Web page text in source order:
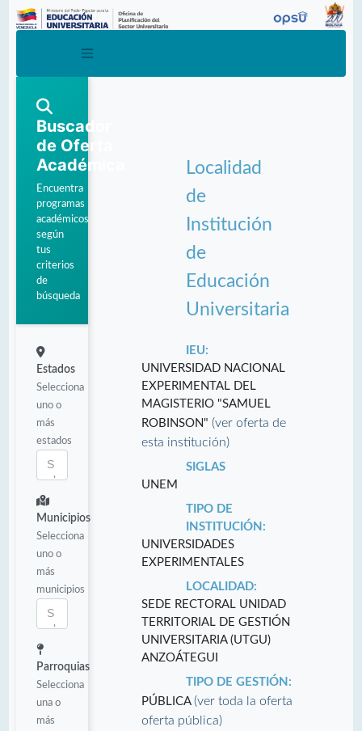
Buscador
de Oferta
Académica
Encuentra
programas
académicos
según
tus
criterios
de
búsqueda
Estados
Selecciona
uno o
más
estados
Municipios
Selecciona
uno o
más
municipios
Parroquias
Selecciona
una o
más
Localidad
de
Institución
de
Educación
Universitaria
IEU:
UNIVERSIDAD NACIONAL
EXPERIMENTAL DEL
MAGISTERIO "SAMUEL
ROBINSON" (ver oferta de
esta institución)
SIGLAS
UNEM
TIPO DE
INSTITUCIÓN:
UNIVERSIDADES
EXPERIMENTALES
LOCALIDAD:
SEDE RECTORAL UNIDAD
TERRITORIAL DE GESTIÓN
UNIVERSITARIA (UTGU)
ANZOÁTEGUI
TIPO DE GESTIÓN:
PÚBLICA (ver toda la oferta
oferta pública)